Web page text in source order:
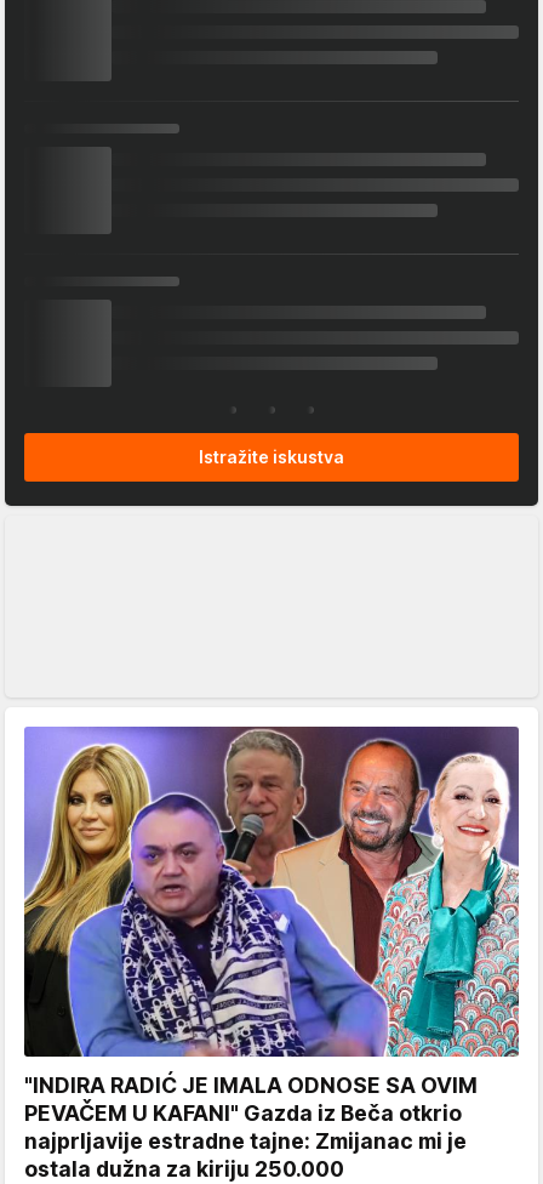
Istražite iskustva
"INDIRA RADIĆ JE IMALA ODNOSE SA OVIM
PEVAČEM U KAFANI" Gazda iz Beča otkrio
najprljavije estradne tajne: Zmijanac mi je
ostala dužna za kiriju 250.000